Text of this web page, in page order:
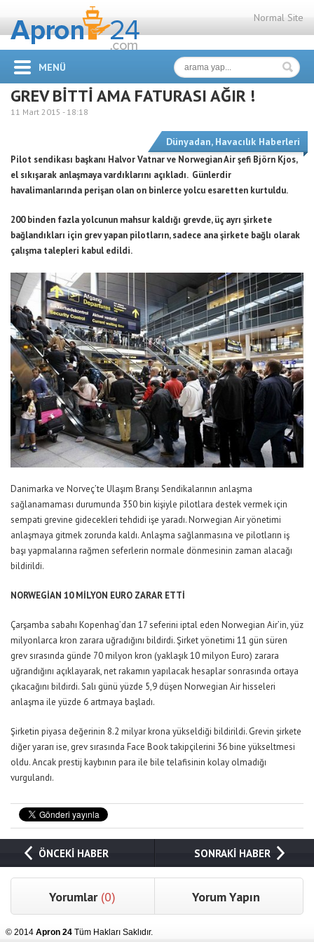
Normal Site
MENÜ
GREV BİTTİ AMA FATURASI AĞIR !
11 Mart 2015 - 18:18
Dünyadan, Havacılık Haberleri
Pilot sendikası başkanı Halvor Vatnar ve Norwegian Air şefi Björn Kjos,
el sıkışarak anlaşmaya vardıklarını açıkladı. Günlerdir
havalimanlarında perişan olan on binlerce yolcu esaretten kurtuldu.
200 binden fazla yolcunun mahsur kaldığı grevde, üç ayrı şirkete
bağlandıkları için grev yapan pilotların, sadece ana şirkete bağlı olarak
çalışma talepleri kabul edildi.
Danimarka ve Norveç’te Ulaşım Branşı Sendikalarının anlaşma
sağlanamaması durumunda 350 bin kişiyle pilotlara destek vermek için
sempati grevine gidecekleri tehdidi işe yaradı. Norwegian Air yönetimi
anlaşmaya gitmek zorunda kaldı. Anlaşma sağlanmasına ve pilotların iş
başı yapmalarına rağmen seferlerin normale dönmesinin zaman alacağı
bildirildi.
NORWEGİAN 10 MİLYON EURO ZARAR ETTİ
Çarşamba sabahı Kopenhag’dan 17 seferini iptal eden Norwegian Air’in, yüz
milyonlarca kron zarara uğradığını bildirdi. Şirket yönetimi 11 gün süren
grev sırasında günde 70 milyon kron (yaklaşık 10 milyon Euro) zarara
uğrandığını açıklayarak, net rakamın yapılacak hesaplar sonrasında ortaya
çıkacağını bildirdi. Salı günü yüzde 5,9 düşen Norwegian Air hisseleri
anlaşma ile yüzde 6 artmaya başladı.
Şirketin piyasa değerinin 8.2 milyar krona yükseldiği bildirildi. Grevin şirkete
diğer yararı ise, grev sırasında Face Book takipçilerini 36 bine yükseltmesi
oldu. Ancak prestij kaybının para ile bile telafisinin kolay olmadığı
vurgulandı.
ÖNCEKİ HABER SONRAKİ HABER
Yorumlar (0) Yorum Yapın
© 2014 Apron 24 Tüm Hakları Saklıdır.